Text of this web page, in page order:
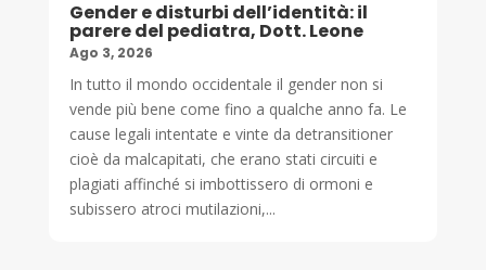
Gender e disturbi dell’identità: il
parere del pediatra, Dott. Leone
Ago 3, 2026
In tutto il mondo occidentale il gender non si
vende più bene come fino a qualche anno fa. Le
cause legali intentate e vinte da detransitioner
cioè da malcapitati, che erano stati circuiti e
plagiati affinché si imbottissero di ormoni e
subissero atroci mutilazioni,...